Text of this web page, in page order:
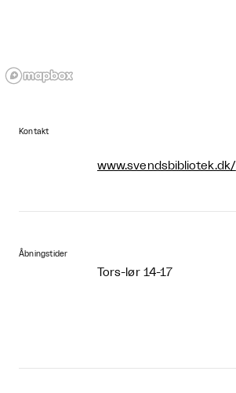
Kontakt
www.svendsbibliotek.dk/
Åbningstider
Tors-lør 14-17